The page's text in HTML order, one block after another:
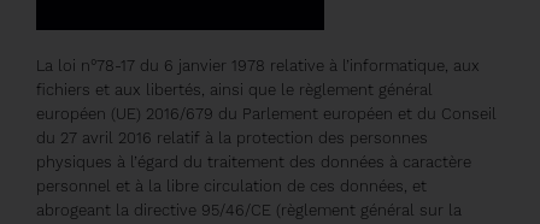
La loi n°78-17 du 6 janvier 1978 relative à l’informatique, aux
fichiers et aux libertés, ainsi que le règlement général
européen (UE) 2016/679 du Parlement européen et du Conseil
du 27 avril 2016 relatif à la protection des personnes
physiques à l’égard du traitement des données à caractère
personnel et à la libre circulation de ces données, et
abrogeant la directive 95/46/CE (règlement général sur la